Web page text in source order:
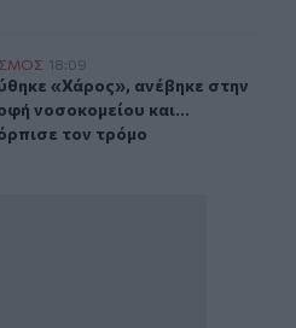
στην οροφή νοσοκομείου
18:09
«Χάρος», ανέβηκε στην
«Χάρος», ανέβηκε στην
νοσοκομείου και...
τον τρόμο